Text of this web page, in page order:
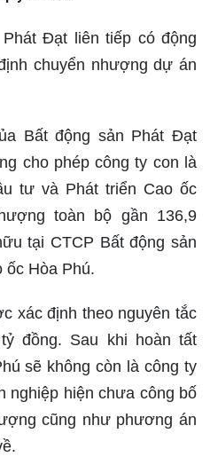
Đạt liên tiếp có động
chuyển nhượng dự án
Bất động sản Phát Đạt
cho phép công ty con là
tư và Phát triển Cao ốc
toàn bộ gần 136,9
tại CTCP Bất động sản
ốc Hòa Phú.
xác định theo nguyên tắc
đồng. Sau khi hoàn tất
sẽ không còn là công ty
nghiệp hiện chưa công bố
cũng như phương án